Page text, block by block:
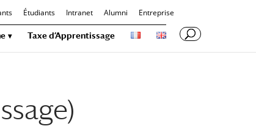
Étudiants Intranet Alumni Entreprise
Taxe d’Apprentissage